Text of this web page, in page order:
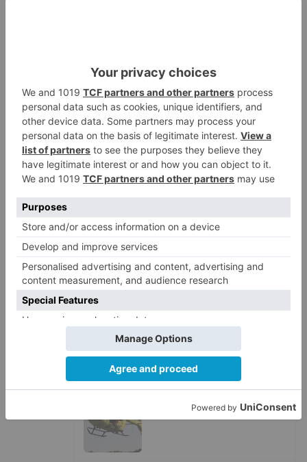
Burgos durante el eclipse del 12
3
Santiago Lencina, nuevo
refuerzo del Burgos CF para la
temporada 2026/27
Lizancos ha sido operado con
éxito del menisco de su rodilla
5
Detenidas tres personas en
Quintanar de la Sierra con
ocultos en su vehículo
LO ÚLTIMO
Fallece un ciclista en Burgos tras
avisar otro conductor que se